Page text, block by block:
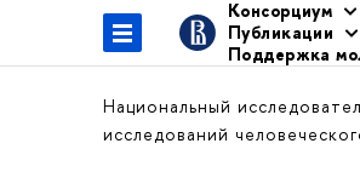
Консорциум
Публикации
Поддержка
Национальный
исследований